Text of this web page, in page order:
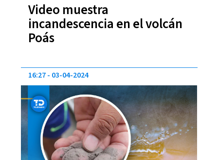
Video muestra
incandescencia en el volcán
Poás
16:27 03-04-2024